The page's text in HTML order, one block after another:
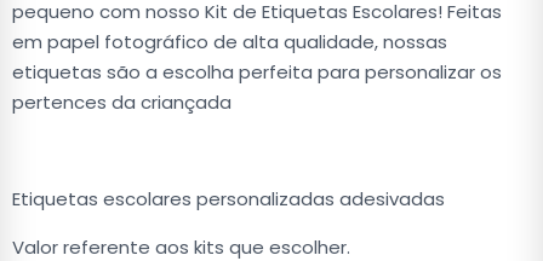
pequeno com nosso Kit de Etiquetas Escolares! Feitas
em papel fotográfico de alta qualidade, nossas
etiquetas são a escolha perfeita para personalizar os
pertences da criançada
Etiquetas escolares personalizadas adesivadas
Valor referente aos kits que escolher.